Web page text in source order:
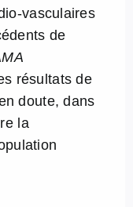
vasculaires
de
résultats de
doute, dans
la